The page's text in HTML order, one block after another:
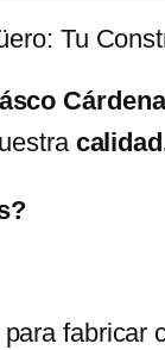
Tu
fabricar